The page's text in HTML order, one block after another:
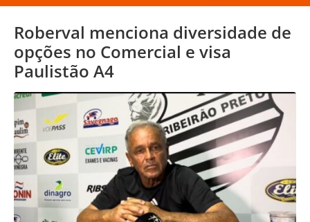
Roberval menciona diversidade de
opções no Comercial e visa
Paulistão A4